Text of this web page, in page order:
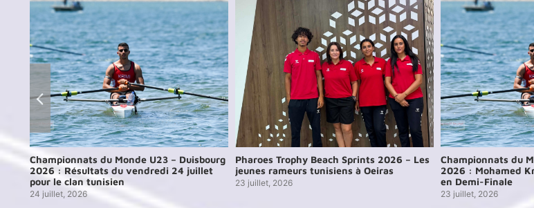
Championnats du Monde U23 – Duisbourg
2026 : Résultats du vendredi 24 juillet
pour le clan tunisien
24 juillet, 2026
Pharoes Trophy Beach Sprints 2026 – Les
jeunes rameurs tunisiens à Oeiras
23 juillet, 2026
Championnats du
2026 : Mohamed
en Demi-Finale
23 juillet, 2026